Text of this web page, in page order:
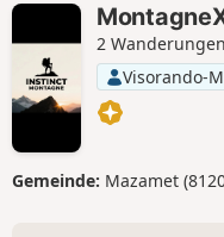
2 Wanderungen
Visorando-
Gemeinde: Mazamet